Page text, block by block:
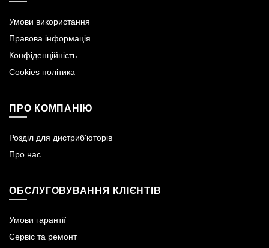
Умови використання
Правова інформація
Конфіденційність
Cookies політика
ПРО КОМПАНІЮ
Розділ для дистриб'юторів
Про нас
ОБСЛУГОВУВАННЯ КЛІЄНТІВ
Умови гарантії
Сервіс та ремонт